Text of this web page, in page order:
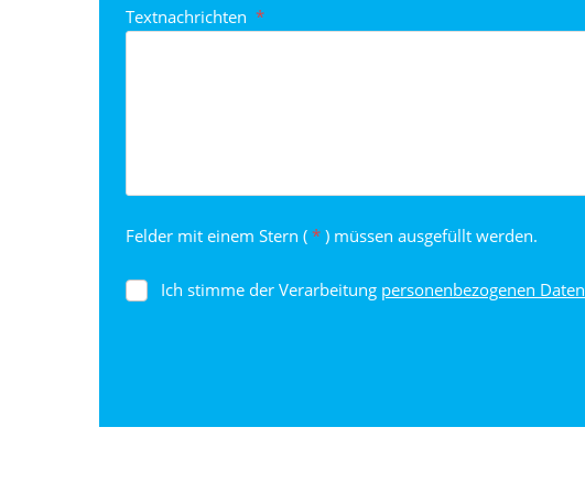
Textnachrichten *
Felder mit einem Stern ( * ) müssen ausgefüllt werden.
Ich stimme der Verarbeitung personenbezogenen Daten
Formular